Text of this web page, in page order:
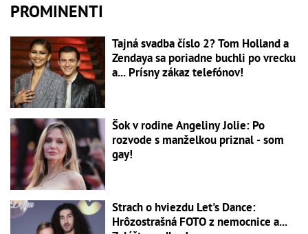
PROMINENTI
Tajná svadba číslo 2? Tom Holland a
Zendaya sa poriadne buchli po vrecku
a... Prísny zákaz telefónov!
Šok v rodine Angeliny Jolie: Po
rozvode s manželkou priznal - som
gay!
Strach o hviezdu Let's Dance:
Hrôzostrašná FOTO z nemocnice a...